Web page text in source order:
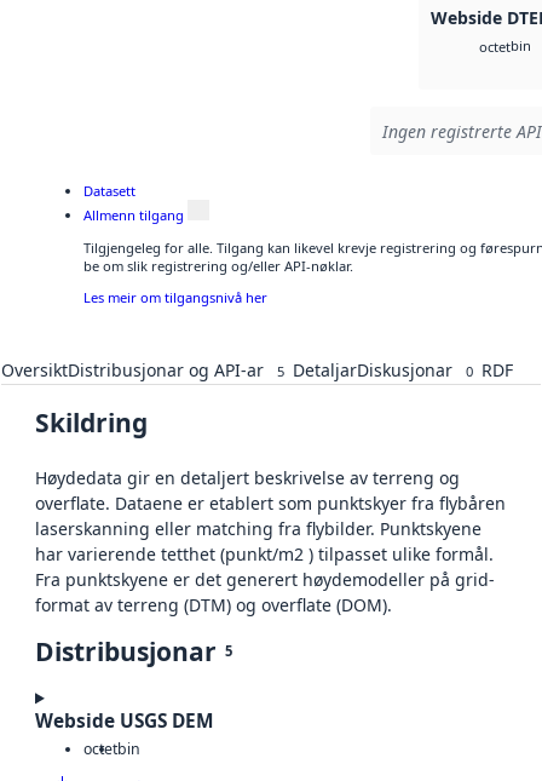
Webside
octetbin
Ingen registrerte
Datasett
Allmenn tilgang
Tilgjengeleg for alle. Tilgang kan likevel krevje registrering og
be om slik registrering og/eller API-nøklar.
Les meir om tilgangsnivå her
OversiktDistribusjonar og API-ar 5 DetaljarDiskusjonar 0 RDF
Skildring
Høydedata gir en detaljert beskrivelse av terreng og
overflate. Dataene er etablert som punktskyer fra flybåren
laserskanning eller matching fra flybilder. Punktskyene
har varierende tetthet (punkt/m2 ) tilpasset ulike formål.
Fra punktskyene er det generert høydemodeller på grid-
format av terreng (DTM) og overflate (DOM).
Distribusjonar 5
Webside USGS DEM
octetbin